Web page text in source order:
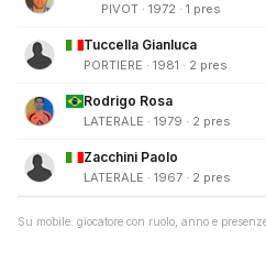
PIVOT · 1972 · 1 pres
Tuccella Gianluca
PORTIERE · 1981 · 2 pres
Rodrigo Rosa
LATERALE · 1979 · 2 pres
Zacchini Paolo
LATERALE · 1967 · 2 pres
Su mobile: giocatore con ruolo, anno e